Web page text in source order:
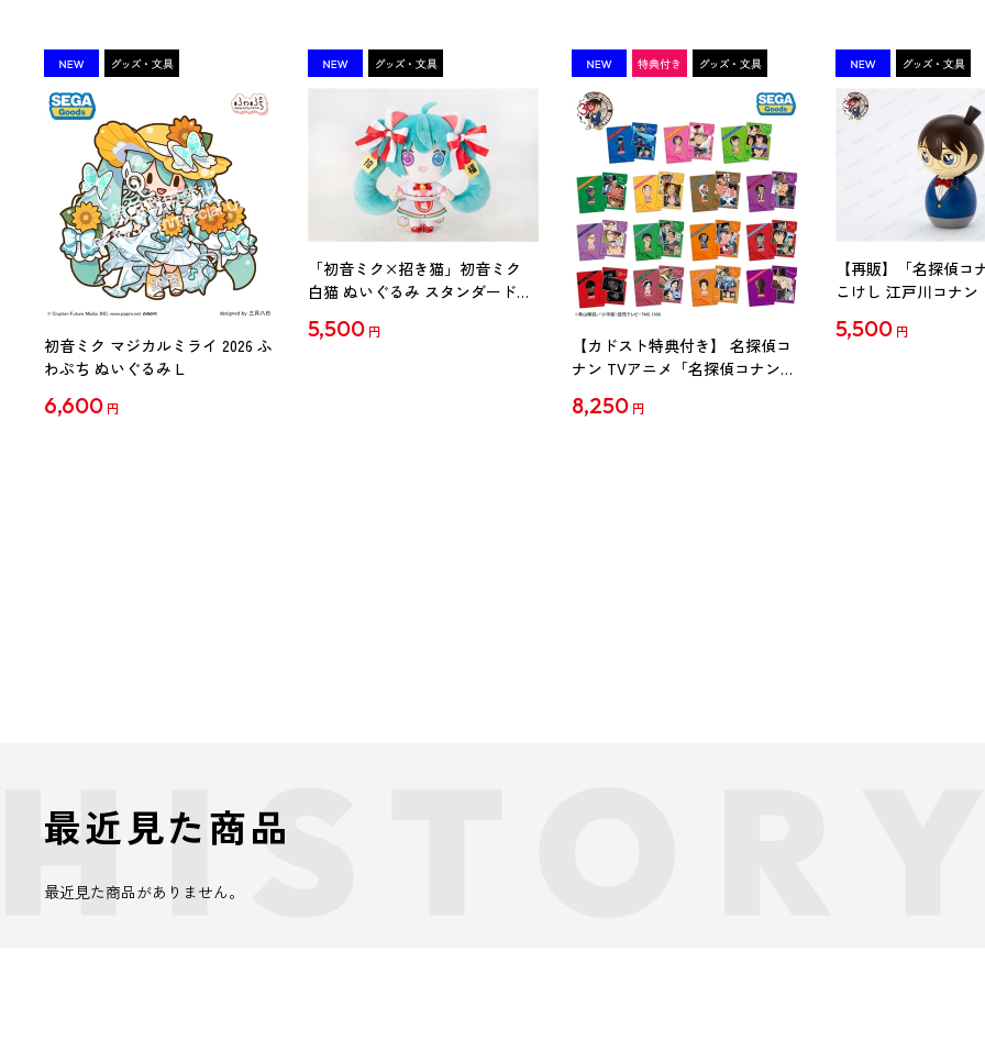
初音ミク マジカルミライ 2026 ふ
わぷち ぬいぐるみ L
6,600 円
「初音ミク×招き猫」初音ミク
白猫 ぬいぐるみ スタンダード
5,500 円
【カドスト特典付き】 名探偵コ
ナン TVアニメ「名探偵コナン」
【1BOX】
8,250 円
【再販】「名探偵コ
こけし 江戸川コナン
5,500 円
最近見た商品
最近見た商品がありません。